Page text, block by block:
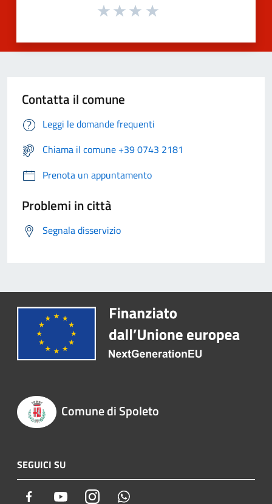
Contatta il comune
Leggi le domande frequenti
Chiama il comune +39 0743 2181
Prenota un appuntamento
Problemi in città
Segnala disservizio
Comune di Spoleto
SEGUICI SU
Facebook YoutubeInstagram